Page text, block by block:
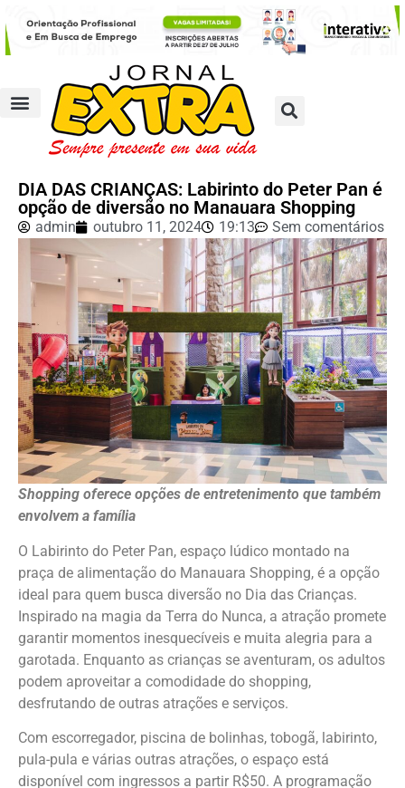
DIA DAS CRIANÇAS: Labirinto do Peter Pan é
opção de diversão no Manauara Shopping
admin outubro 11, 2024 19:13 Sem comentários
Shopping oferece opções de entretenimento que também
envolvem a família
O Labirinto do Peter Pan, espaço lúdico montado na
praça de alimentação do Manauara Shopping, é a opção
ideal para quem busca diversão no Dia das Crianças.
Inspirado na magia da Terra do Nunca, a atração promete
garantir momentos inesquecíveis e muita alegria para a
garotada. Enquanto as crianças se aventuram, os adultos
podem aproveitar a comodidade do shopping,
desfrutando de outras atrações e serviços.
Com escorregador, piscina de bolinhas, tobogã, labirinto,
pula-pula e várias outras atrações, o espaço está
disponível com ingressos a partir R$50. A programação